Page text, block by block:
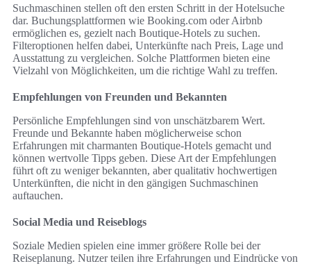
Suchmaschinen stellen oft den ersten Schritt in der Hotelsuche
dar. Buchungsplattformen wie Booking.com oder Airbnb
ermöglichen es, gezielt nach Boutique-Hotels zu suchen.
Filteroptionen helfen dabei, Unterkünfte nach Preis, Lage und
Ausstattung zu vergleichen. Solche Plattformen bieten eine
Vielzahl von Möglichkeiten, um die richtige Wahl zu treffen.
Empfehlungen von Freunden und Bekannten
Persönliche Empfehlungen sind von unschätzbarem Wert.
Freunde und Bekannte haben möglicherweise schon
Erfahrungen mit charmanten Boutique-Hotels gemacht und
können wertvolle Tipps geben. Diese Art der Empfehlungen
führt oft zu weniger bekannten, aber qualitativ hochwertigen
Unterkünften, die nicht in den gängigen Suchmaschinen
auftauchen.
Social Media und Reiseblogs
Soziale Medien spielen eine immer größere Rolle bei der
Reiseplanung. Nutzer teilen ihre Erfahrungen und Eindrücke von